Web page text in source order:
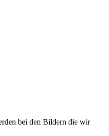
bei den Bildern die wir